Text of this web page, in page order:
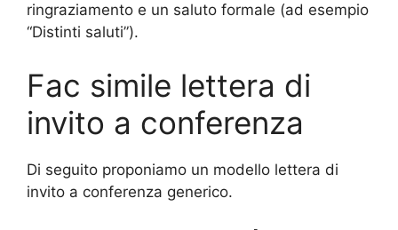
ringraziamento e un saluto formale (ad esempio
“Distinti saluti”).
Fac simile lettera di
invito a conferenza
Di seguito proponiamo un modello lettera di
invito a conferenza generico.